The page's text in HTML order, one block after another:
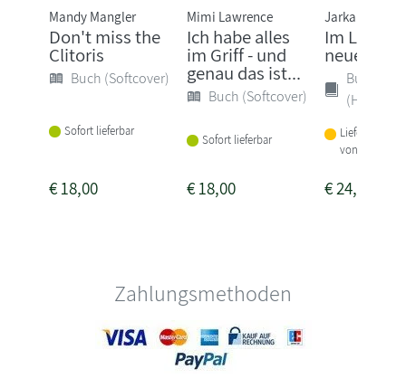
Mandy Mangler
Don't miss the
Clitoris
Buch (Softcover)
Sofort lieferbar
€18,00
Mimi Lawrence
Ich habe alles
im Griff - und
genau das ist...
Buch (Softcover)
Sofort lieferbar
€18,00
Jarka
Im Licht
neuen
Buch
Lieferbar
von 3
€24,00
Zahlungsmethoden